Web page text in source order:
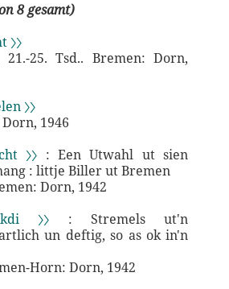
8 gesamt)
25. Tsd.. Bremen: Dorn,
〉〉
1946
〉〉 : Een Utwahl ut sien
: littje Biller ut Bremen
Dorn, 1942
〉〉 : Stremels ut'n
un deftig, so as ok in'n
Horn: Dorn, 1942